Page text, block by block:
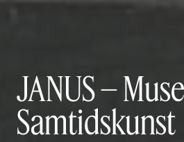
JANUS –
Samtidskunst